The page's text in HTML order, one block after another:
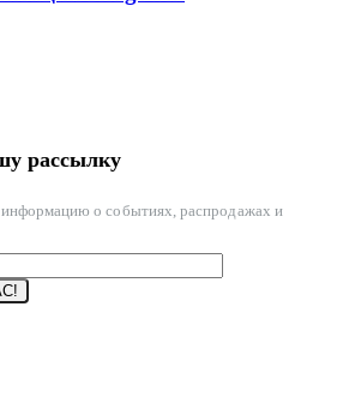
рассылку
о событиях, распродажах и